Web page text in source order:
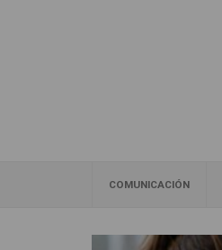
COMUNICACIÓN